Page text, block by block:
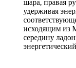
шара, правая
удерживая
исходящим из
середину